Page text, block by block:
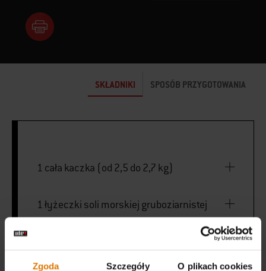
Zgoda Szczegóły O plikach cookies
SKŁADNIKI SPOSÓB PRZYGOTOWANIA
1 cała kaczka (od 2,5 do 2,7 kg)
1 łyżeczki soli morskiej gruboziarnistej